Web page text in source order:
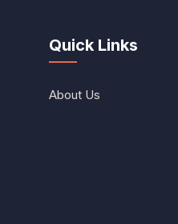
Quick Links
About Us